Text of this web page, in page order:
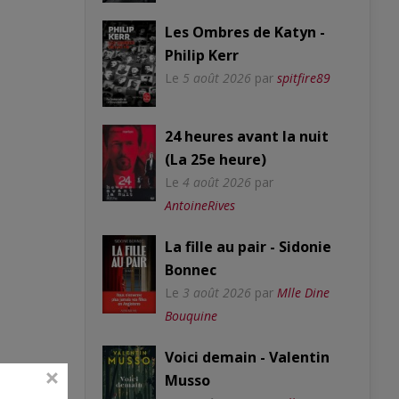
Les Ombres de Katyn -
Philip Kerr
Le 5 août 2026 par spitfire89
24 heures avant la nuit
(La 25e heure)
Le 4 août 2026 par
AntoineRives
La fille au pair - Sidonie
Bonnec
Le 3 août 2026 par Mlle Dine
Bouquine
Voici demain - Valentin
Musso